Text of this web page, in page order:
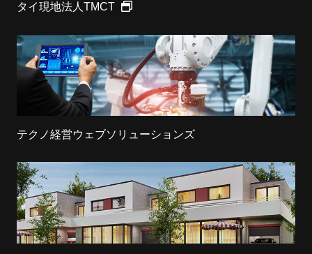
タイ現地法人TMCT
テクノ経営ウェブソリューションズ